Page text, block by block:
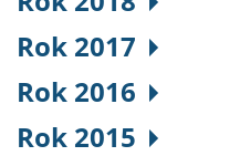
Rok 2017
Rok 2016
Rok 2015